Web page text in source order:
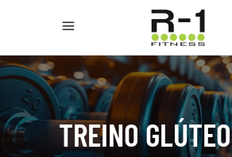
TREINO GLÚTEO